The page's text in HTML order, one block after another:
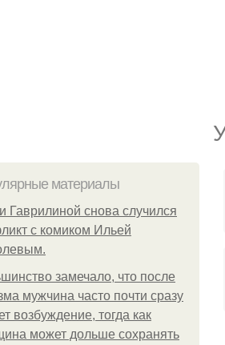
материалы
Гаврилиной снова случился
с комиком Ильей
замечало, что после
мужчина часто почти сразу
возбуждение, тогда как
может дольше сохранять